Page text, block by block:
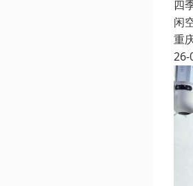
四
闲
重
26-